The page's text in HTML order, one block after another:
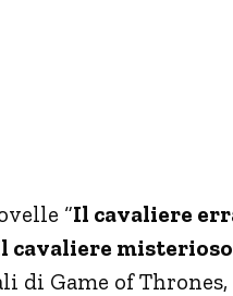
“Il cavaliere
cavaliere misterioso
di Game of